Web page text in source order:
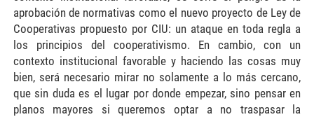
aprobación de normativas como el nuevo proyecto de Ley de
Cooperativas propuesto por CIU: un ataque en toda regla a
los principios del cooperativismo. En cambio, con un
contexto institucional favorable y haciendo las cosas muy
bien, será necesario mirar no solamente a lo más cercano,
que sin duda es el lugar por donde empezar, sino pensar en
planos mayores si queremos optar a no traspasar la